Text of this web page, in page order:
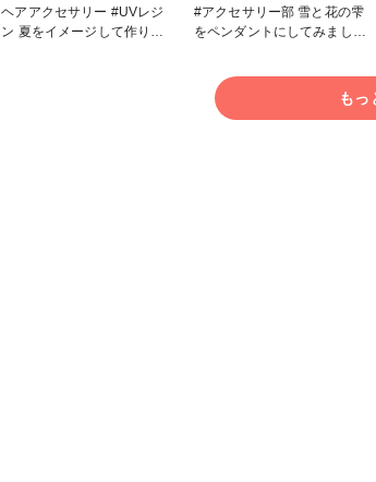
ヘアアクセサリー #UVレジ
ン 夏をイメージして作りま
#アクセサリー部 雪と花の雫
をペンダントにしてみました
もっ